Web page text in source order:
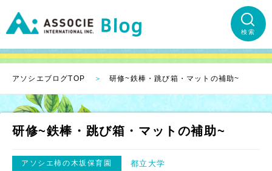
検索
アソシエブログTOP 研修~鉄棒・跳び箱・マットの補助~
研修~鉄棒・跳び箱・マットの補助~
アソシエ柿の木坂保育園 都立大学